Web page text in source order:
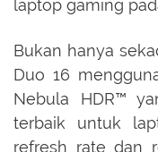
laptop gaming
Bukan hanya
Duo 16
Nebula HDR™
terbaik untuk
refresh rate dan